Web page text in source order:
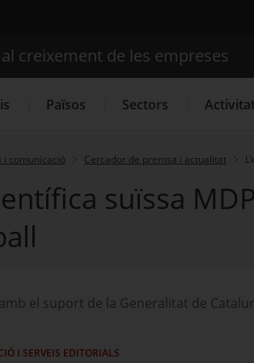
Serveis d'innovació
creixement de les empreses
Països Sectors
i comunicació Cercador de premsa i actualitat
suïssa
el suport de la Generalitat de
I SERVEIS EDITORIALS